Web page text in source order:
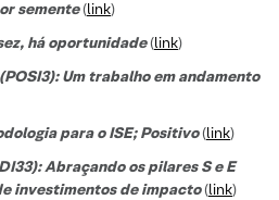
semente(link)
há oportunidade(link)
Um trabalho em andamento
para o ISE; Positivo(link)
Abraçando os pilares S e E
investimentos de impacto(link)